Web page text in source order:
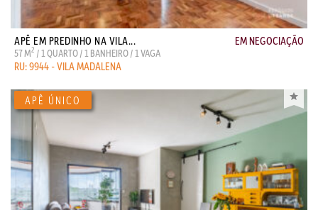
APÊ EM PREDINHO NA VILA... EM NEGOCIAÇÃO
57 M2 / 1 QUARTO / 1 BANHEIRO / 1 VAGA
RU: 9944 - VILA MADALENA